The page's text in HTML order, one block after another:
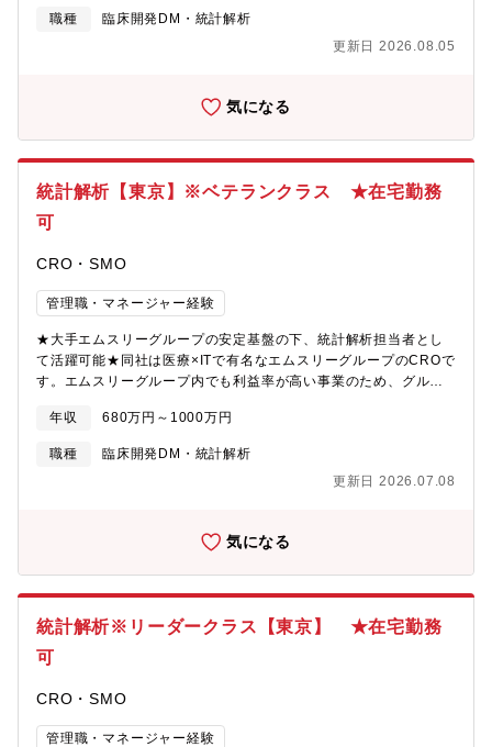
プレイを尊重する社風です。
都を拠点とするグローバルヘルスケアカンパニーとして、一人ひ
とりの新しい生きるを世界に届ける会社 をありたい姿に掲げ、希
少疾病領域を中心に国内外で医薬品の研究開発を推進していま
功確率の高い試験デザインを提案することにより医薬品開発に貢
ます。こうしたビジョンの実現に向けて、チームの中心となっ
規制当局対応を主体的にリードできる即戦力人材を求めていま
す。■チーム構成統計解析グループは13名で、うち5名は派遣社員
力・特徴・高い創薬力を生かし、アメリカ・中国へも事業を拡大
ーバル売り上げ比率50％をめざしています。・中途社員は全職種
0%と皆様長くご活躍されています。・開発パイプラインでは主力
の核酸医薬品だけでなく、抗体薬も導入予定のため今後も事業拡
大を予定しています。・部署を超えての横の連携も密で、チーム
職種
臨床開発DM・統計解析
更新日 2026.08.05
気になる
統計解析【東京】※ベテランクラス ★在宅勤務
可
CRO・SMO
管理職・マネージャー経験
★大手エムスリーグループの安定基盤の下、統計解析担当者とし
て活躍可能★同社は医療×ITで有名なエムスリーグループのCROで
す。エムスリーグループ内でも利益率が高い事業のため、グルー
が可能です。【具体的には】治験に関する以下の統計解析業務を
担当していただきます。・統計解析計画書・手順書作成・解析プ
ログラム構築・データセット作成・中間解析の実施・解析報告書
年収 680万円～1000万円
職種
臨床開発DM・統計解析
更新日 2026.07.08
気になる
統計解析※リーダークラス【東京】 ★在宅勤務
可
CRO・SMO
管理職・マネージャー経験